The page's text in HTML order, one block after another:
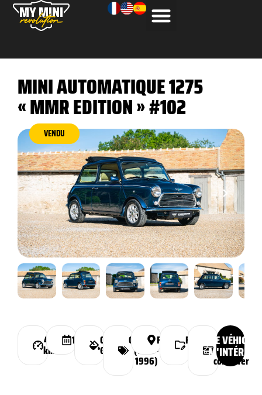
MINI AUTOMATIQUE 1275
« MMR EDITION » #102
VENDU
CE VÉHICULE
40
km
1993 Ocean
Green
Classique
(1959-
1996)
FranceFinancement
possible
Prix :
nous
consulter